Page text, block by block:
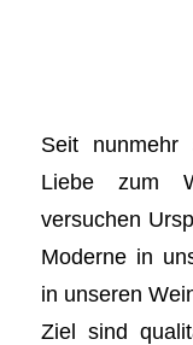
Seit nunmehr
Liebe zum
versuchen
Moderne in
in unseren
Ziel sind